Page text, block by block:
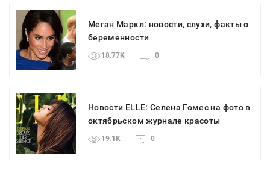
Меган Маркл: новости, слухи, факты о
беременности
18.77K 0
Новости ELLE: Селена Гомес на фото в
октябрьском журнале красоты
19.1K 0